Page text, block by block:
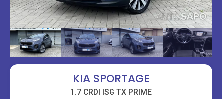
KIA SPORTAGE
1.7 CRDI ISG TX PRIME